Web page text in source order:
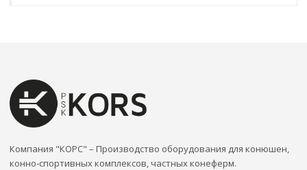
Компания "КОРС" – Производство оборудования для конюшен,
конно-спортивных комплексов, частных конеферм.